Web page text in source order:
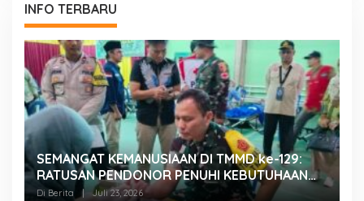
INFO TERBARU
SEMANGAT KEMANUSIAAN DI TMMD ke-129:
RATUSAN PENDONOR PENUHI KEBUTUHAAN
STOK DARAH
Di Berita | Juli 23, 2026